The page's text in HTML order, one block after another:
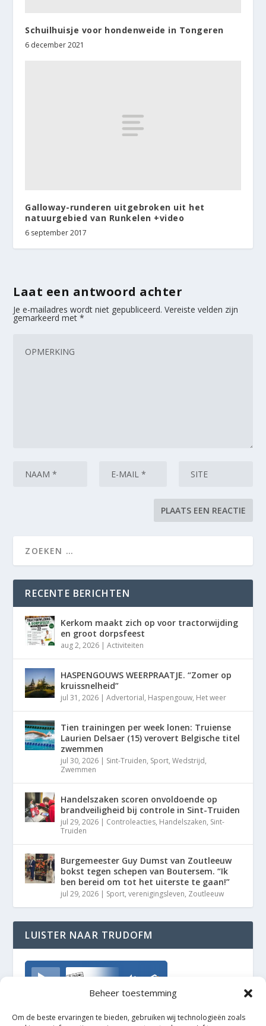
Beheer toestemming
Om de beste ervaringen te bieden, gebruiken wij technologieën zoals
Schuilhuisje voor hondenweide in Tongeren
6 december 2021
Galloway-runderen uitgebroken uit het
natuurgebied van Runkelen +video
6 september 2017
Laat een antwoord achter
Je e-mailadres wordt niet gepubliceerd. Vereiste velden zijn
gemarkeerd met*
RECENTE BERICHTEN
Kerkom maakt zich op voor tractorwijding
en groot dorpsfeest
aug 2, 2026 |Activiteiten
HASPENGOUWS WEERPRAATJE. “Zomer op
kruissnelheid”
jul 31, 2026 |Advertorial, Haspengouw, Het weer
Tien trainingen per week lonen: Truiense
Laurien Delsaer (15) verovert Belgische titel
zwemmen
jul 30, 2026 | Sint-Truiden, Sport,Wedstrijd,
Zwemmen
Handelszaken scoren onvoldoende op
brandveiligheid bij controle in Sint-Truiden
jul 29, 2026 | Controleacties, Handelszaken, Sint-
Truiden
Burgemeester Guy Dumst van Zoutleeuw
bokst tegen schepen van Boutersem. “Ik
ben bereid om tot het uiterste te gaan!”
jul 29, 2026 | Sport,verenigingsleven, Zoutleeuw
LUISTER NAAR TRUDOFM
TrudoFM